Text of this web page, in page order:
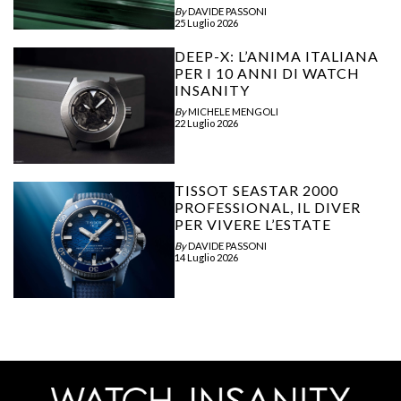
ByDAVIDE PASSONI
25 Luglio 2026
DEEP-X: L’ANIMA ITALIANA
PER I 10 ANNI DI WATCH
INSANITY
ByMICHELE MENGOLI
22 Luglio 2026
TISSOT SEASTAR 2000
PROFESSIONAL, IL DIVER
PER VIVERE L’ESTATE
ByDAVIDE PASSONI
14 Luglio 2026